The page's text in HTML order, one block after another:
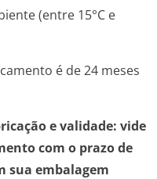
(entre 15°C e
é de 24 meses
e validade: vide
com o prazo de
sua embalagem